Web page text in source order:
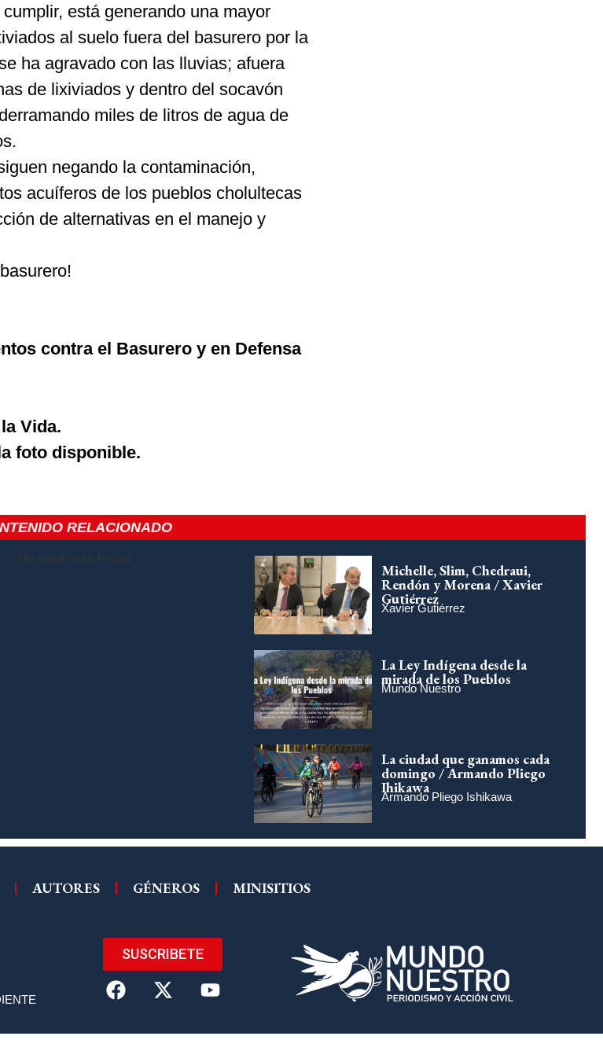
está generando una mayor
al suelo fuera del basurero por la
ha agravado con las lluvias; afuera
de lixiviados y dentro del socavón
miles de litros de agua de
negando la contaminación,
acuíferos de los pueblos cholultecas
de alternativas en el manejo y
contra el Basurero y en Defensa
Vida.
RELACIONADO
No data was found
Michelle, Slim, Chedraui,
Rendón y Morena / Xavier
Gutiérrez
Xavier Gutiérrez
La Ley Indígena desde la
mirada de los Pueblos
Mundo Nuestro
La ciudad que ganamos cada
domingo / Armando Pliego
Ihikawa
Armando Pliego Ishikawa
AUTORES GÉNEROS MINISITIOS
SUSCRIBETE